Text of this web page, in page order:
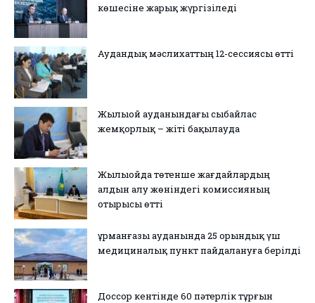
көшесіне жарық жүргізіледі
Аудандық мәслихаттың 12-сессиясы өтті
Жылыой ауданындағы сыбайлас
жемқорлық – жіті бақылауда
Жылыойда төтенше жағдайлардың
алдын алу жөніндегі комиссияның
отырысы өтті
Құрманғазы ауданында 25 орындық үш
медициналық пункт пайдалануға берілді
Доссор кентінде 60 пәтерлік тұрғын